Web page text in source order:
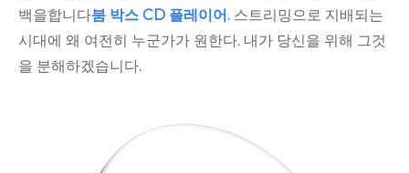
백을합니다붐 박스 CD 플레이어. 스트리밍으로 지배되는
시대에 왜 여전히 누군가가 원한다. 내가 당신을 위해 그것
을 분해하겠습니다.